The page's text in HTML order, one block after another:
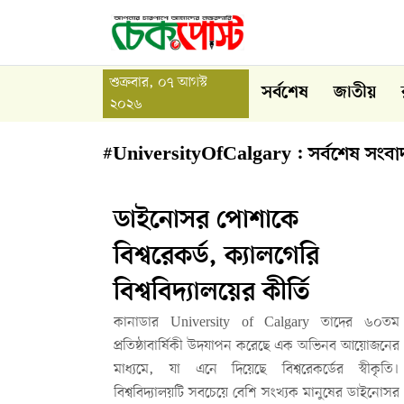
শুক্রবার, ০৭ আগস্ট
২০২৬
সর্বশেষ জাতীয়
#UniversityOfCalgary : সর্বশেষ
ডাইনোসর পোশাকে
বিশ্বরেকর্ড, ক্যালগেরি
বিশ্ববিদ্যালয়ের কীর্তি
কানাডার University of Calgary তাদের ৬০তম
প্রতিষ্ঠাবার্ষিকী উদযাপন করেছে এক অভিনব আয়োজনের
মাধ্যমে, যা এনে দিয়েছে বিশ্বরেকর্ডের স্বীকৃতি।
বিশ্ববিদ্যালয়টি সবচেয়ে বেশি সংখ্যক মানুষের ডাইনোসর